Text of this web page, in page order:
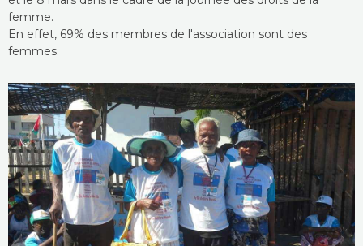
femme.
En effet, 69% des membres de l'association sont des
femmes.